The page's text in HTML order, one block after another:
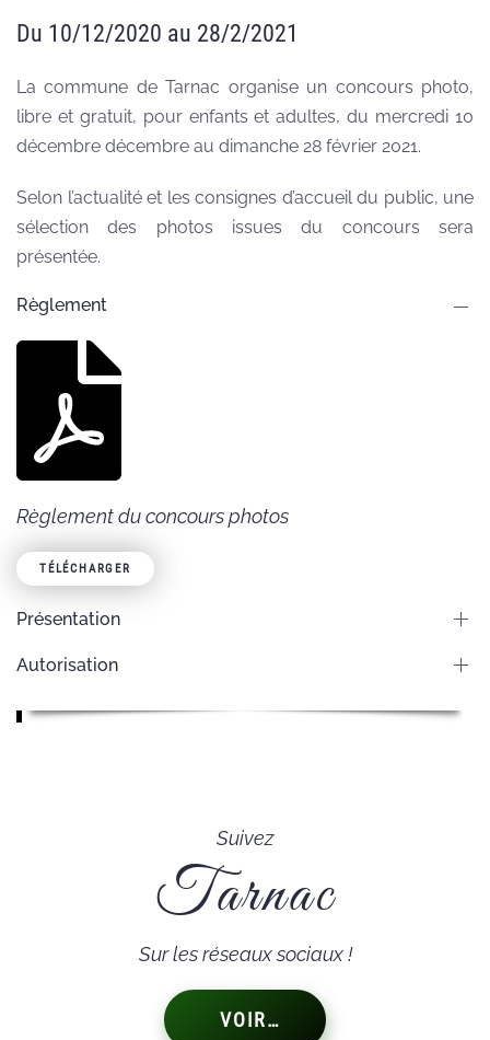
Du 10/12/2020 au 28/2/2021
La commune de Tarnac organise un concours photo,
libre et gratuit, pour enfants et adultes, du mercredi 10
décembre décembre au dimanche 28 février 2021.
Selon l’actualité et les consignes d’accueil du public, une
sélection des photos issues du concours sera
présentée.
Règlement
Règlement du concours photos
TÉLÉCHARGER
Présentation
Autorisation
Suivez
Tarnac
Sur les réseaux sociaux !
VOIR…